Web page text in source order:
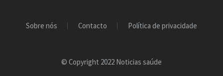
Sobre nós Contacto Política de privacidade
© Copyright 2022 Noticias saúde